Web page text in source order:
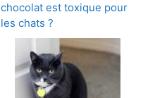
chocolat est toxique pour
les chats ?